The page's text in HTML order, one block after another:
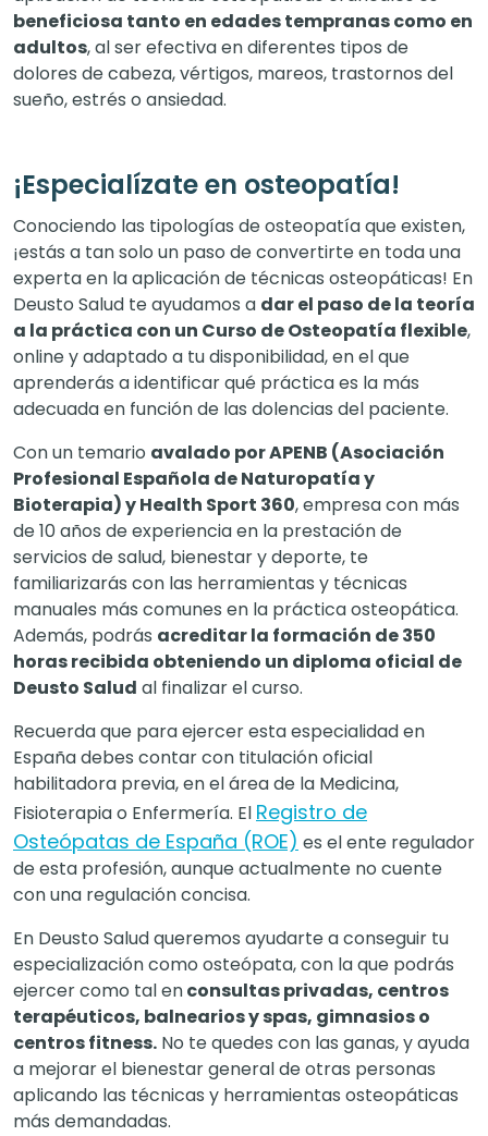
beneficiosa tanto en edades tempranas como en
adultos, al ser efectiva en diferentes tipos de
dolores de cabeza, vértigos, mareos, trastornos del
sueño, estrés o ansiedad.
¡Especialízate en osteopatía!
Conociendo las tipologías de osteopatía que existen,
¡estás a tan solo un paso de convertirte en toda una
experta en la aplicación de técnicas osteopáticas! En
Deusto Salud te ayudamos a dar el paso de la teoría
a la práctica con un Curso de Osteopatía flexible,
online y adaptado a tu disponibilidad, en el que
aprenderás a identificar qué práctica es la más
adecuada en función de las dolencias del paciente.
Con un temario avalado por APENB (Asociación
Profesional Española de Naturopatía y
Bioterapia) y Health Sport 360, empresa con más
de 10 años de experiencia en la prestación de
servicios de salud, bienestar y deporte, te
familiarizarás con las herramientas y técnicas
manuales más comunes en la práctica osteopática.
Además, podrás acreditar la formación de 350
horas recibida obteniendo un diploma oficial de
Deusto Salud al finalizar el curso.
Recuerda que para ejercer esta especialidad en
España debes contar con titulación oficial
habilitadora previa, en el área de la Medicina,
Fisioterapia o Enfermería. El Registro de
Osteópatas de España (ROE) es el ente regulador
de esta profesión, aunque actualmente no cuente
con una regulación concisa.
En Deusto Salud queremos ayudarte a conseguir tu
especialización como osteópata, con la que podrás
ejercer como tal enconsultas privadas, centros
terapéuticos, balnearios y spas, gimnasios o
centros fitness. No te quedes con las ganas, y ayuda
a mejorar el bienestar general de otras personas
aplicando las técnicas y herramientas osteopáticas
más demandadas.